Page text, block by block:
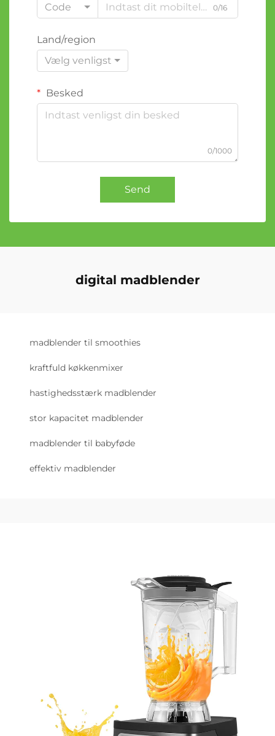
Code
0/16
Land/region
Vælg venligst
Besked
0/1000
Send
digital madblender
madblender til smoothies
kraftfuld køkkenmixer
hastighedsstærk madblender
stor kapacitet madblender
madblender til babyføde
effektiv madblender